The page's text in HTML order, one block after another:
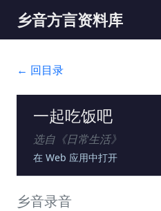
乡音方言资料库
← 回目录
一起吃饭吧
选自《日常生活》
在 Web 应用中打开
乡音录音